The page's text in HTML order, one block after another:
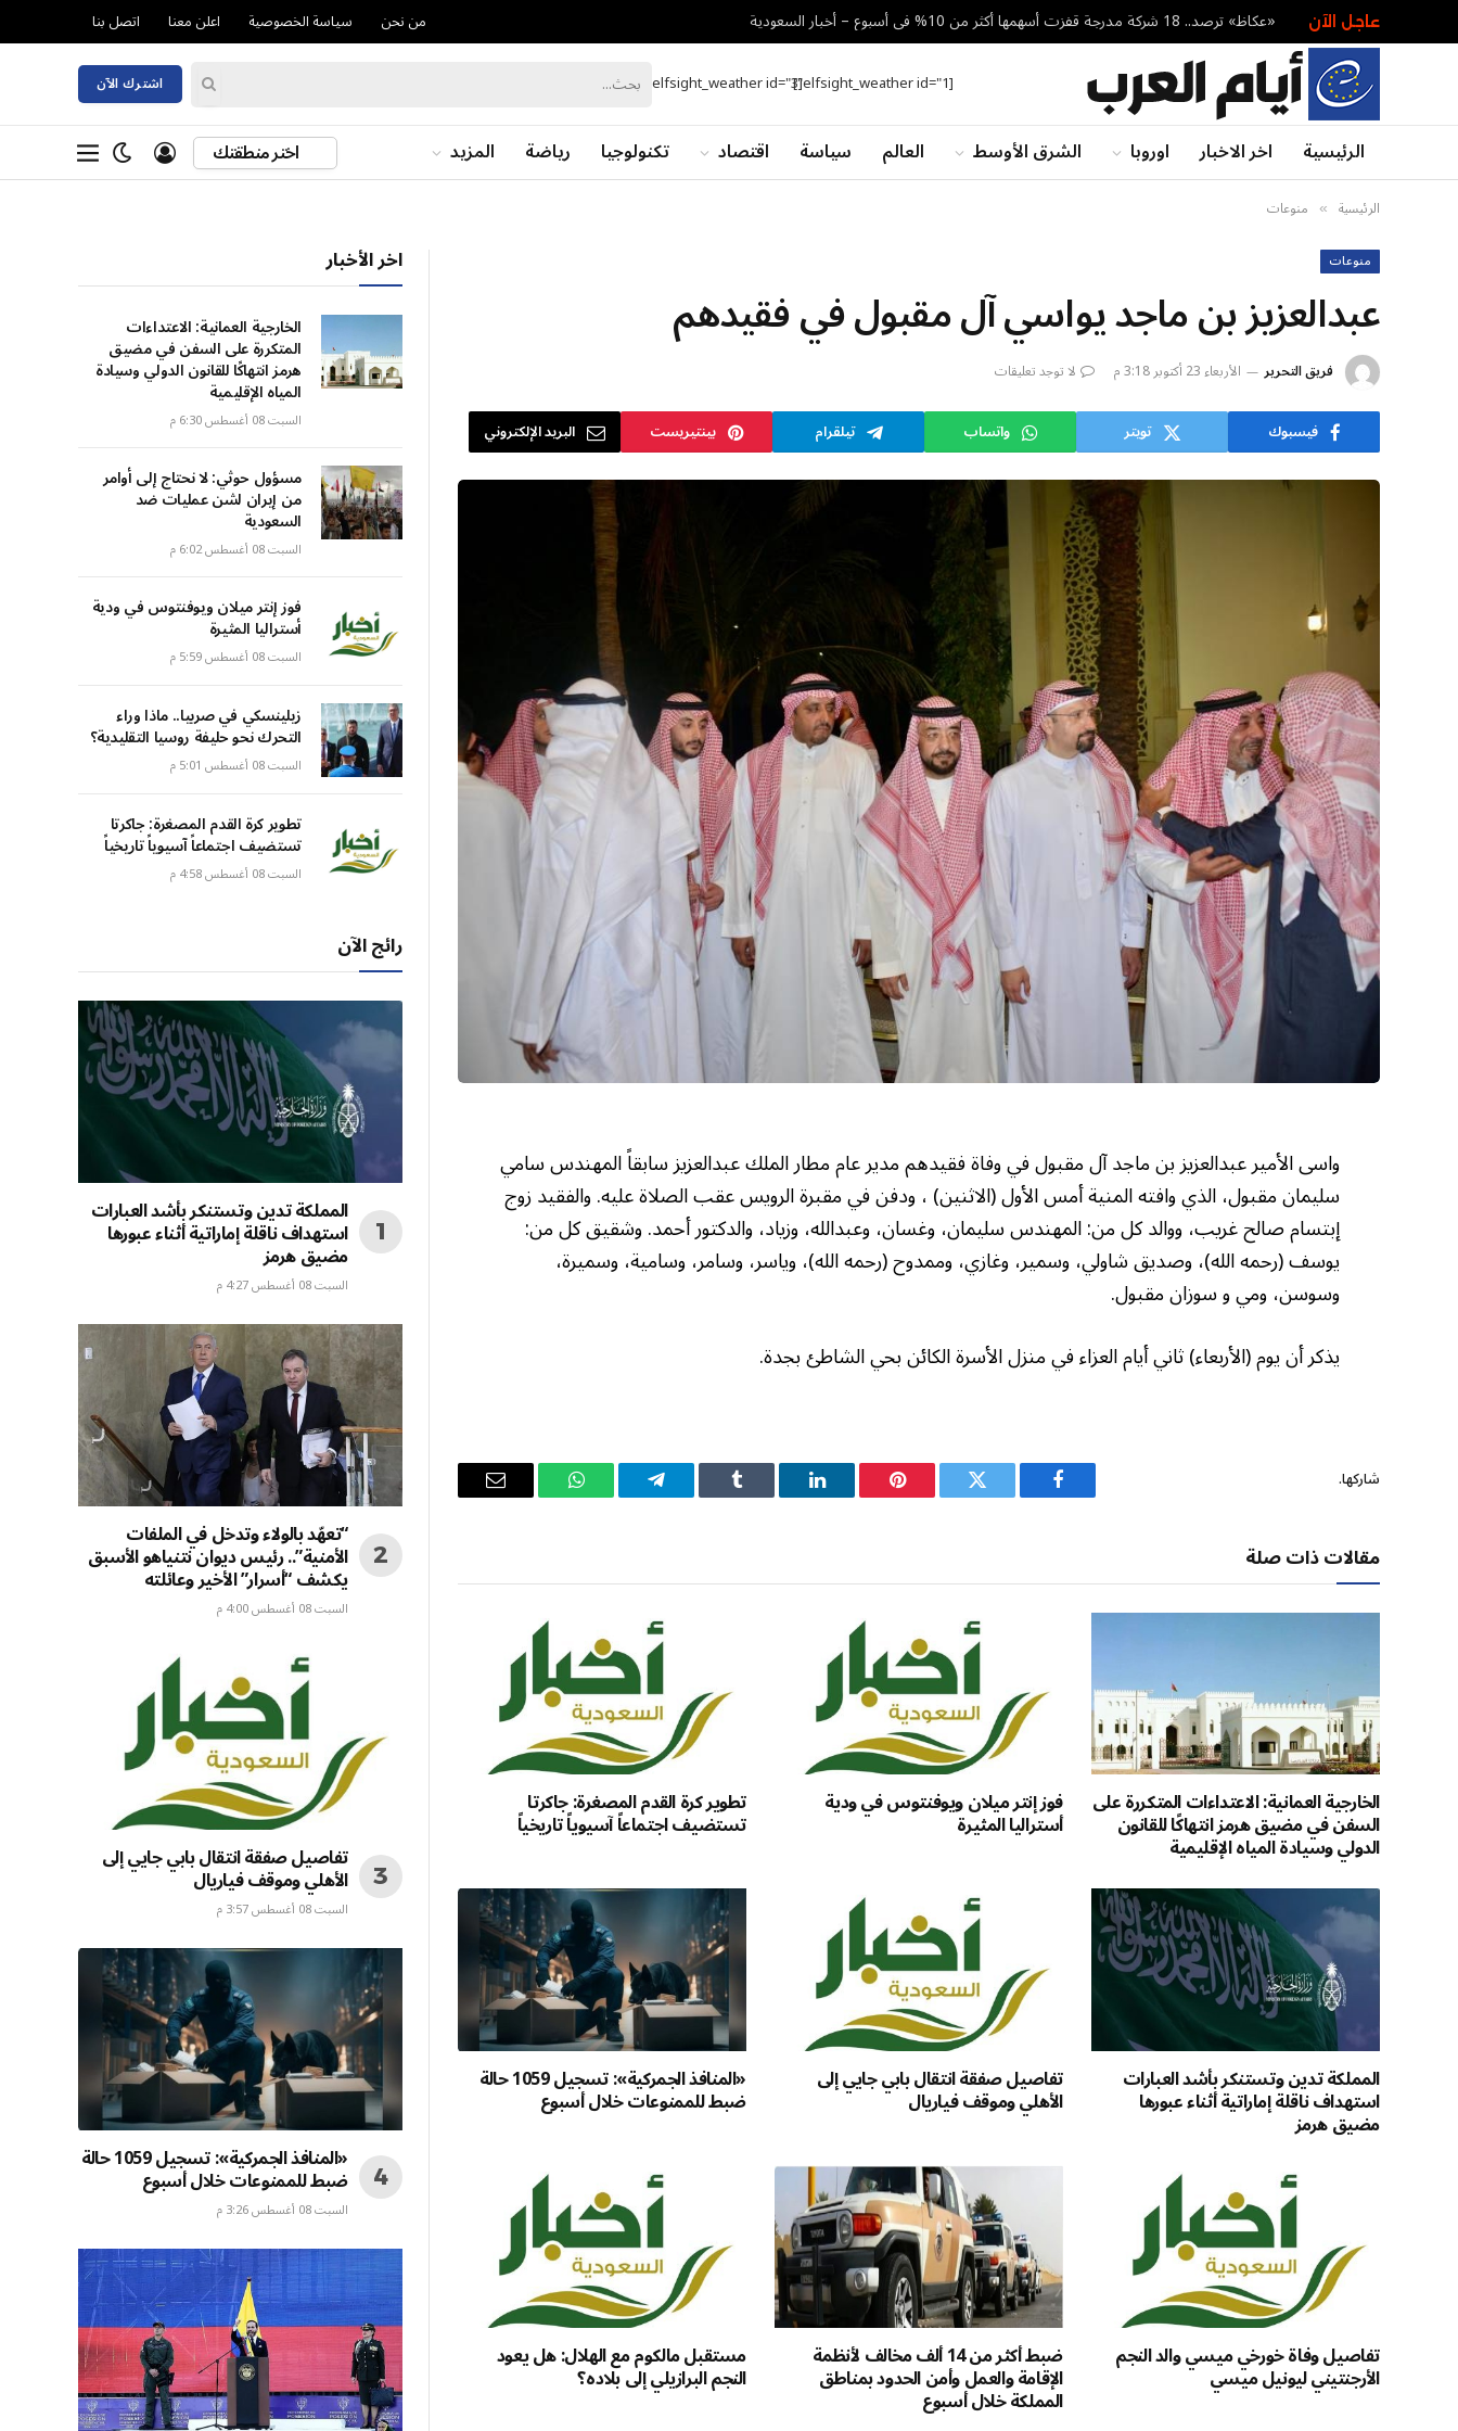
عاجل الآن «عكاظ» ترصد.. 18 شركة مدرجة قفزت أسهمها أكثر من 10% في أسبوع – أخبار السعودية من نحن سياسة الخصوصية اعلن معنا اتصل بنا
[elfsight_weather id="1"]
[elfsight_weather id="3"] اشترك الآن
الرئيسية اخر الاخبار اوروبا الشرق الأوسط العالم سياسة اقتصاد تكنولوجيا رياضة المزيد اختر منطقتك
الرئيسية » منوعات
منوعات
عبدالعزيز بن ماجد يواسي آل مقبول في فقيدهم
فريق التحرير الأربعاء 23 أكتوبر 3:18 م لا توجد تعليقات
فيسبوك تويتر واتساب تيلقرام بينتيريست البريد الإلكتروني
واسى الأمير عبدالعزيز بن ماجد آل مقبول في وفاة فقيدهم مدير عام مطار الملك عبدالعزيز سابقاً المهندس سامي
سليمان مقبول، الذي وافته المنية أمس الأول (الاثنين) ، ودفن في مقبرة الرويس عقب الصلاة عليه. والفقيد زوج
إبتسام صالح غريب، ووالد كل من: المهندس سليمان، وغسان، وعبدالله، وزياد، والدكتور أحمد. وشقيق كل من:
يوسف (رحمه الله)، وصديق شاولي، وسمير، وغازي، وممدوح (رحمه الله)، وياسر، وسامر، وسامية، وسميرة،
وسوسن، ومي و سوزان مقبول.
يذكر أن يوم (الأربعاء) ثاني أيام العزاء في منزل الأسرة الكائن بحي الشاطئ بجدة.
شاركها.
فيسبوك تويتر بينتيريستلينكدإن Tumblr تيلقرام واتساب
البريد
مقالات ذات صلة
الخارجية العمانية: الاعتداءات المتكررة على
السفن في مضيق هرمز انتهاكًا للقانون
الدولي وسيادة المياه الإقليمية
فوز إنتر ميلان ويوفنتوس في ودية
أستراليا المثيرة
تطوير كرة القدم المصغرة: جاكرتا
تستضيف اجتماعاً آسيوياً تاريخياً
المملكة تدين وتستنكر بأشد العبارات
استهداف ناقلة إماراتية أثناء عبورها
مضيق هرمز
تفاصيل صفقة انتقال بابي جايي إلى
الأهلي وموقف فياريال
«المنافذ الجمركية»: تسجيل 1059 حالة
ضبط للممنوعات خلال أسبوع
تفاصيل وفاة خورخي ميسي والد النجم
الأرجنتيني ليونيل ميسي
ضبط أكثر من 14 ألف مخالف لأنظمة
الإقامة والعمل وأمن الحدود بمناطق
المملكة خلال أسبوع
مستقبل مالكوم مع الهلال: هل يعود
النجم البرازيلي إلى بلاده؟
اخر الأخبار
الخارجية العمانية: الاعتداءات
المتكررة على السفن في مضيق
هرمز انتهاكًا للقانون الدولي وسيادة
المياه الإقليمية
السبت 08 أغسطس 6:30 م
مسؤول حوثي: لا نحتاج إلى أوامر
من إيران لشن عمليات ضد
السعودية
السبت 08 أغسطس 6:02 م
فوز إنتر ميلان ويوفنتوس في ودية
أستراليا المثيرة
السبت 08 أغسطس 5:59 م
زيلينسكي في صربيا.. ماذا وراء
التحرك نحو حليفة روسيا التقليدية؟
السبت 08 أغسطس 5:01 م
تطوير كرة القدم المصغرة: جاكرتا
تستضيف اجتماعاً آسيوياً تاريخياً
السبت 08 أغسطس 4:58 م
رائج الآن
المملكة تدين وتستنكر بأشد العبارات
استهداف ناقلة إماراتية أثناء عبورها
مضيق هرمز
السبت 08 أغسطس 4:27 م
“تعهّد بالولاء وتدخل في الملفات
الأمنية”.. رئيس ديوان نتنياهو الأسبق
يكشف “أسرار” الأخير وعائلته
السبت 08 أغسطس 4:00 م
تفاصيل صفقة انتقال بابي جايي إلى
الأهلي وموقف فياريال
السبت 08 أغسطس 3:57 م
«المنافذ الجمركية»: تسجيل 1059 حالة
ضبط للممنوعات خلال أسبوع
السبت 08 أغسطس 3:26 م